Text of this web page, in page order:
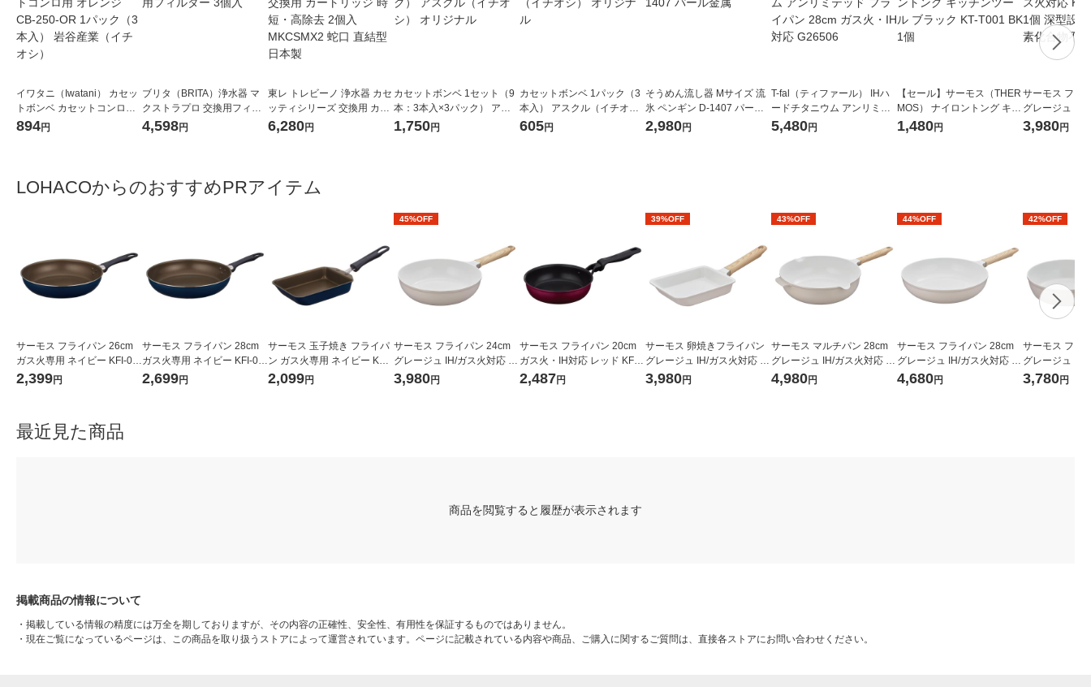
イワタニ（Iwatani） カセッ
トボンベ カセットコンロ用
オレンジ CB-250-OR 1パッ
894円
ブリタ（BRITA）浄水器 マ
クストラプロ 交換用フィル
ター 3個入
4,598円
東レ トレビーノ 浄水器 カセ
ッティシリーズ 交換用 カー
トリッジ 時短・高除去 2個
6,280円
カセットボンベ 1セット（9
本：3本入×3パック） アス
クル（イチオシ） オリジナ
1,750円
カセットボンベ 1パック（3
本入） アスクル（イチオ
シ） オリジナル
605円
そうめん流し器 Mサイズ 流
氷 ペンギン D-1407 パール
金属
2,980円
T-fal（ティファール） IHハ
ードチタニウム アンリミテ
ッド フライパン 28cm ガス
5,480円
【セール】サーモス（THER
MOS） ナイロントング キッ
チンツール ブラック KT-T00
1,480円
サーモス フラ
グレージュ IH/
FO-024 GG 1
3,980円
LOHACOからのおすすめPRアイテム
サーモス フライパン 26cm
ガス火専用 ネイビー KFI-02
6 NVY 1個
2,399円
サーモス フライパン 28cm
ガス火専用 ネイビー KFI-02
8 NVY 1個
2,699円
サーモス 玉子焼き フライパ
ン ガス火専用 ネイビー KFI-
013E NVY 1個
2,099円
45%OFF
サーモス フライパン 24cm
グレージュ IH/ガス火対応 K
FO-024 GG 1個 深型設計 軽
3,980円
サーモス フライパン 20cm
ガス火・IH対応 レッド KFM-
020 R1個
2,487円
39%OFF
サーモス 卵焼きフライパン
グレージュ IH/ガス火対応 K
FO-013E GG 1個 軽量 フッ
3,980円
43%OFF
サーモス マルチパン 28cm
グレージュ IH/ガス火対応 K
FOー028W GG1個 深型設計
4,980円
44%OFF
サーモス フライパン 28cm
グレージュ IH/ガス火対応 K
FO-028 GG 1個 深型設計 軽
4,680円
42%OFF
サーモス フラ
グレージュ IH/
FO-020 GG 1
3,780円
最近見た商品
商品を閲覧すると履歴が表示されます
掲載商品の情報について
・ 掲載している情報の精度には万全を期しておりますが、その内容の正確性、安全性、有用性を保証するものではありません。
・ 現在ご覧になっているページは、この商品を取り扱うストアによって運営されています。ページに記載されている内容や商品、ご購入に関するご質問は、直接各ストアにお問い合わせください。